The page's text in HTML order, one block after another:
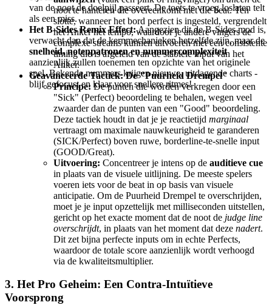
van de noot de doelpijl passeert. De toets te vroeg loslaten telt
als een miss.
Het B-Sides Remix Effect:Aangezien dit de B-Sides mod is,
verwacht dan dat de kernmechanieken hetzelfde zijn, maar de
snelheid, notenpatronen en nummercomplexiteit
aanzienlijk zullen toenemen ten opzichte van het originele
spel. Bekende nummers krijgen nieuwe, uitdagende charts -
blijf gefocust en klaar voor snellere ritmes!
noot te hanteren die overeenkomt met die beat. Ten
slotte, wanneer het bord perfect is ingesteld, vergrendelt
het Anker het tempo, waardoor je andere vingers de
complexe streams kunnen uitvoeren met een consistente
timing die is afgeleid van de stabiele input van het
Anker.
Geavanceerde Tactiek: De "Puurheid Drempel"
Principe: De punten die worden verkregen door een
"Sick" (Perfect) beoordeling te behalen, wegen veel
zwaarder dan de punten van een "Good" beoordeling.
Deze tactiek houdt in dat je je reactietijd marginaal
vertraagt om maximale nauwkeurigheid te garanderen
(SICK/Perfect) boven ruwe, borderline-te-snelle input
(GOOD/Great).
Uitvoering: Concentreer je intens op de auditieve cue
in plaats van de visuele uitlijning. De meeste spelers
voeren iets voor de beat in op basis van visuele
anticipatie. Om de Puurheid Drempel te overschrijden,
moet je je input opzettelijk met milliseconden uitstellen,
gericht op het exacte moment dat de noot de judge line
overschrijdt, in plaats van het moment dat deze nadert.
Dit zet bijna perfecte inputs om in echte Perfects,
waardoor de totale score aanzienlijk wordt verhoogd
via de kwaliteitsmultiplier.
3. Het Pro Geheim: Een Contra-Intuïtieve
Voorsprong